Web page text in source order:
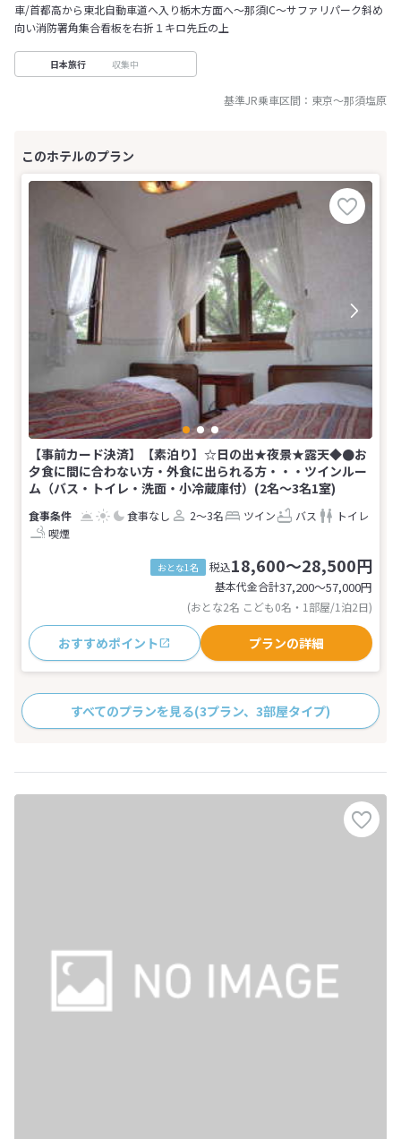
車/首都高から東北自動車道へ入り栃木方面へ～那須IC～サファリパーク斜め
向い消防署角集合看板を右折１キロ先丘の上
日本旅行 収集中
基準JR乗車区間： 東京～那須塩原
【事前カード決済】【素泊り】☆日の出★夜景★露天◆●お
夕食に間に合わない方・外食に出られる方・・・ツインルー
ム（バス・トイレ・洗面・小冷蔵庫付）(2名～3名1室)
食事なし 2～3名 ツイン バス
トイレ
喫煙
おとな1名 税込18,600～28,500円
基本代金合計37,200〜57,000円
(おとな2名 こども0名・1部屋/1泊2日)
おすすめポイント プランの詳細
すべてのプランを見る(3プラン、3部屋タイプ)